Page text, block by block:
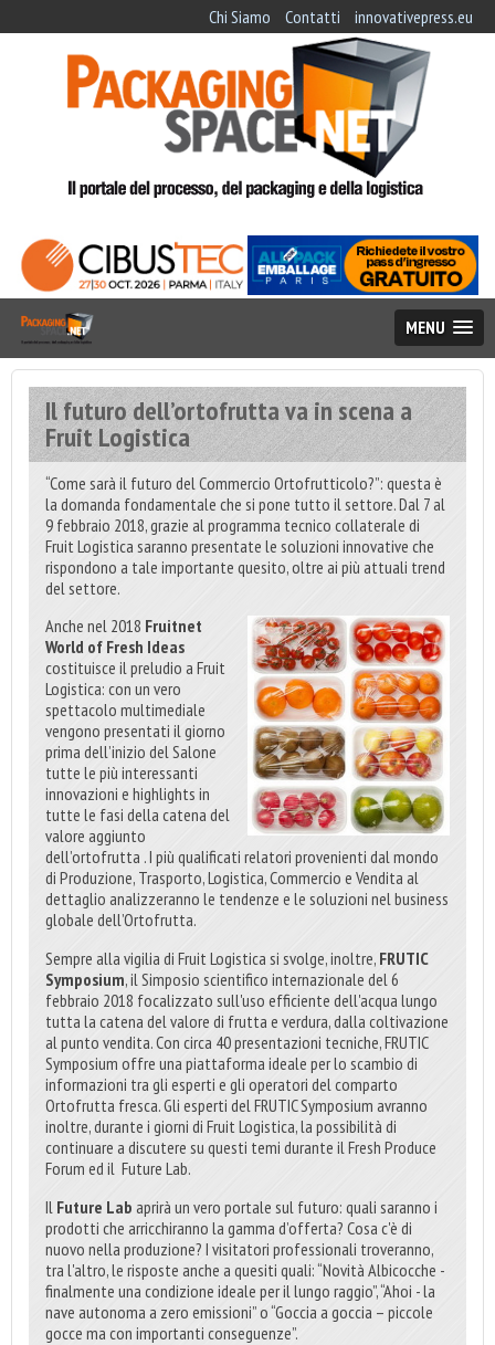
Chi Siamo Contatti innovativepress.eu
MENU
Il futuro dell’ortofrutta va in scena a
Fruit Logistica
“Come sarà il futuro del Commercio Ortofrutticolo?”: questa è
la domanda fondamentale che si pone tutto il settore. Dal 7 al
9 febbraio 2018, grazie al programma tecnico collaterale di
Fruit Logistica saranno presentate le soluzioni innovative che
rispondono a tale importante quesito, oltre ai più attuali trend
del settore.
Anche nel 2018 Fruitnet
World of Fresh Ideas
costituisce il preludio a Fruit
Logistica: con un vero
spettacolo multimediale
vengono presentati il giorno
prima dell’inizio del Salone
tutte le più interessanti
innovazioni e highlights in
tutte le fasi della catena del
valore aggiunto
dell’ortofrutta . I più qualificati relatori provenienti dal mondo
di Produzione, Trasporto, Logistica, Commercio e Vendita al
dettaglio analizzeranno le tendenze e le soluzioni nel business
globale dell’Ortofrutta.
Sempre alla vigilia di Fruit Logistica si svolge, inoltre, FRUTIC
Symposium, il Simposio scientifico internazionale del 6
febbraio 2018 focalizzato sull'uso efficiente dell'acqua lungo
tutta la catena del valore di frutta e verdura, dalla coltivazione
al punto vendita. Con circa 40 presentazioni tecniche, FRUTIC
Symposium offre una piattaforma ideale per lo scambio di
informazioni tra gli esperti e gli operatori del comparto
Ortofrutta fresca. Gli esperti del FRUTIC Symposium avranno
inoltre, durante i giorni di Fruit Logistica, la possibilità di
continuare a discutere su questi temi durante il Fresh Produce
Forum ed il Future Lab.
Il Future Lab aprirà un vero portale sul futuro: quali saranno i
prodotti che arricchiranno la gamma d’offerta? Cosa c'è di
nuovo nella produzione? I visitatori professionali troveranno,
tra l'altro, le risposte anche a quesiti quali: “Novità Albicocche -
finalmente una condizione ideale per il lungo raggio”, “Ahoi - la
nave autonoma a zero emissioni” o “Goccia a goccia – piccole
gocce ma con importanti conseguenze”.